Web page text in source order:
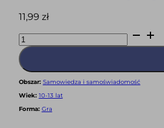
11,99 zł
Gotowe
Scenariusze
do
zajęć
Treningu
Społecznych
dla
dzieci
w
Obszar: Samowiedza i samoświadomość
Wiek: 10-13 lat
Forma: Gra